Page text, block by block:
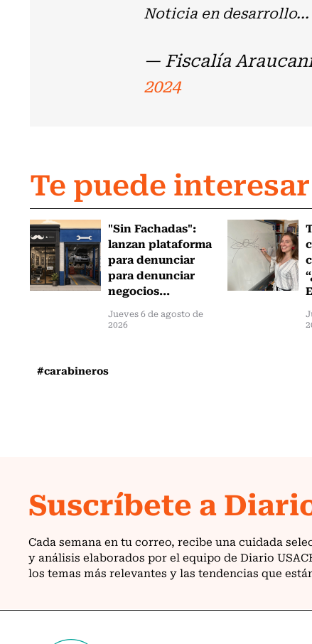
Noticia en desarrollo...
— Fiscalía
2024
Te puede interesar
"Sin Fachadas":
lanzan plataforma
para denunciar
para denunciar
negocios...
Jueves 6 de agosto de
2026
#carabineros